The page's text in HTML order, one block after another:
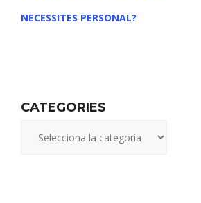
NECESSITES PERSONAL?
CATEGORIES